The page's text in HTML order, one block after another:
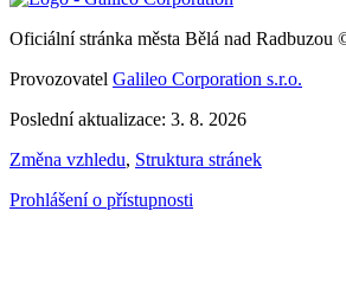
Oficiální stránka města Bělá nad Radbuzou
Provozovatel Galileo Corporation s.r.o.
Poslední aktualizace: 3. 8. 2026
Změna vzhledu, Struktura stránek
Prohlášení o přístupnosti